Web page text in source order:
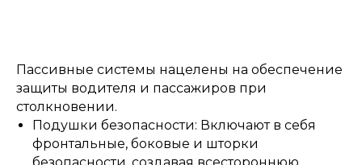
Пассивные системы нацелены на обеспечение
защиты водителя и пассажиров при
столкновении.
Подушки безопасности: Включают в себя
фронтальные, боковые и шторки